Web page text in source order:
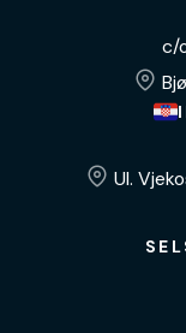
c/
Ul.